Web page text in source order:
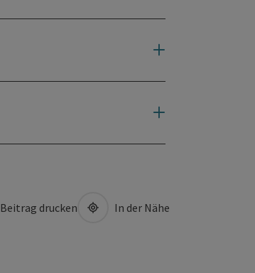
Beitrag drucken In der Nähe